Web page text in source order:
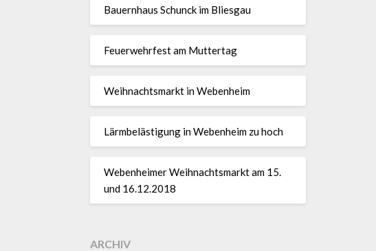
Bauernhaus Schunck im Bliesgau
Feuerwehrfest am Muttertag
Weihnachtsmarkt in Webenheim
Lärmbelästigung in Webenheim zu hoch
Webenheimer Weihnachtsmarkt am 15.
und 16.12.2018
ARCHIV